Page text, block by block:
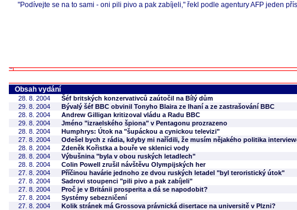
"Podívejte se na to sami - oni pili pivo a pak zabíjeli," řekl podle agentury AFP jeden
Obsah vydání
28. 8. 2004
Šéf britských konzervativců zaútočil na Bílý dům
29. 8. 2004
Bývalý šéf BBC obvinil Tonyho Blaira ze lhaní a ze zastrašování BBC
28. 8. 2004
Andrew Gilligan kritizoval vládu a Radu BBC
29. 8. 2004
Jméno "izraelského špiona" v Pentagonu prozrazeno
28. 8. 2004
Humphrys: Útok na "šupáckou a cynickou televizi"
27. 8. 2004
Odešel bych z rádia, kdyby mi nařídili, že musím nějakého politika
28. 8. 2004
Zdeněk Kořistka a bouře ve sklenici vody
28. 8. 2004
Výbušnina "byla v obou ruských letadlech"
28. 8. 2004
Colin Powell zrušil návštěvu Olympijských her
27. 8. 2004
Příčinou havárie jednoho ze dvou ruských letadel "byl teroristický útok"
27. 8. 2004
Sadrovi stoupenci "pili pivo a pak zabíjeli"
27. 8. 2004
Proč je v Británii prosperita a dá se napodobit?
27. 8. 2004
Systémy sebezničení
27. 8. 2004
Kolik stránek má Grossova právnická disertace na universitě v Plzni?